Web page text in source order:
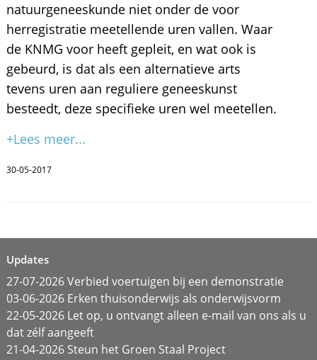
natuurgeneeskunde niet onder de voor
herregistratie meetellende uren vallen. Waar
de KNMG voor heeft gepleit, en wat ook is
gebeurd, is dat als een alternatieve arts
tevens uren aan reguliere geneeskunst
besteedt, deze specifieke uren wel meetellen.
+Lees meer...
30-05-2017
Updates
27-07-2026 Verbied voertuigen bij een demonstratie
03-06-2026 Erken thuisonderwijs als onderwijsvorm
22-05-2026 Let op, u ontvangt alleen e-mail van ons als u
dat zélf aangeeft
21-04-2026 Steun het Groen Staal Project